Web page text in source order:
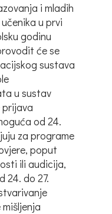
i mladih
u prvi
godinu
će se
sustava
u sustav
prijava
od 24.
za programe
poput
ili audicija,
24. do 27.